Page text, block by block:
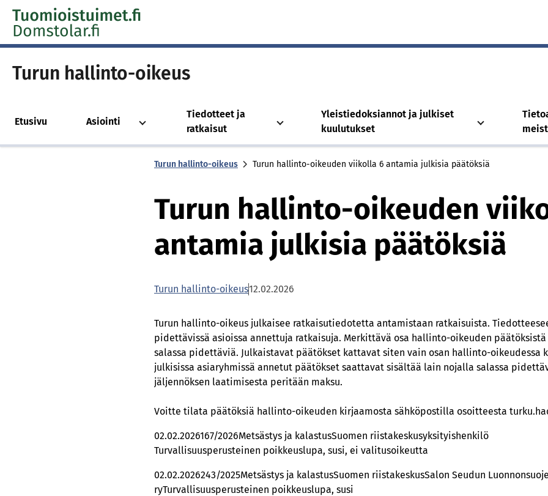
Skip to content -saavutettavuusohje
Turun hallinto-oikeus
Etusivu Asiointi
Tiedotteet ja
ratkaisut
Yleistiedoksiannot ja julkiset
kuulutukset
Turun hallinto-oikeus Turun hallinto-oikeuden viikolla 6 antamia julkisia päätöksiä
Turun hallinto-oikeuden
antamia julkisia päätöksiä
Turun hallinto-oikeus12.02.2026
Turun hallinto-oikeus julkaisee ratkaisutiedotetta antamistaan ratkaisuista.
pidettävissä asioissa annettuja ratkaisuja. Merkittävä osa hallinto-oikeuden
salassa pidettäviä. Julkaistavat päätökset kattavat siten vain osan hallinto-oikeudessa
julkisissa asiaryhmissä annetut päätökset saattavat sisältää lain nojalla salassa
jäljennöksen laatimisesta peritään maksu.
Voitte tilata päätöksiä hallinto-oikeuden kirjaamosta sähköpostilla osoitteesta
02.02.2026167/2026Metsästys ja kalastusSuomen riistakeskusyksityishenkilö
Turvallisuusperusteinen poikkeuslupa, susi, ei valitusoikeutta
02.02.2026243/2025Metsästys ja kalastusSuomen riistakeskusSalon Seudun
ryTurvallisuusperusteinen poikkeuslupa, susi